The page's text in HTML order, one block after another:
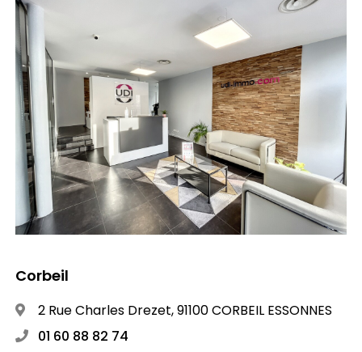
Corbeil
2 Rue Charles Drezet, 91100 CORBEIL ESSONNES
01 60 88 82 74